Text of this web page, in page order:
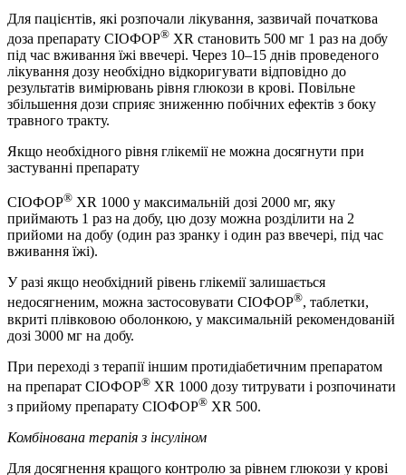
Для пацієнтів, які розпочали лікування, зазвичай початкова
доза препарату СІОФОР® XR становить 500 мг 1 раз на добу
під час вживання їжі ввечері. Через 10–15 днів проведеного
лікування дозу необхідно відкоригувати відповідно до
результатів вимірювань рівня глюкози в крові. Повільне
збільшення дози сприяє зниженню побічних ефектів з боку
травного тракту.
Якщо необхідного рівня глікемії не можна досягнути при
застуванні препарату
СІОФОР® XR 1000 у максимальній дозі 2000 мг, яку
приймають 1 раз на добу, цю дозу можна розділити на 2
прийоми на добу (один раз зранку і один раз ввечері, під час
вживання їжі).
У разі якщо необхідний рівень глікемії залишається
недосягненим, можна застосовувати СІОФОР®, таблетки,
вкриті плівковою оболонкою, у максимальній рекомендованій
дозі 3000 мг на добу.
При переході з терапії іншим протидіабетичним препаратом
на препарат СІОФОР® XR 1000 дозу титрувати і розпочинати
з прийому препарату СІОФОР® XR 500.
Комбінована терапія з інсуліном
Для досягнення кращого контролю за рівнем глюкози у крові